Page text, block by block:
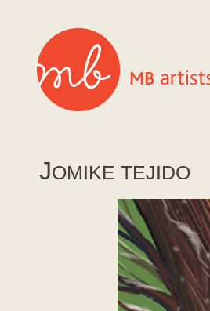
JOMIKE TEJIDO